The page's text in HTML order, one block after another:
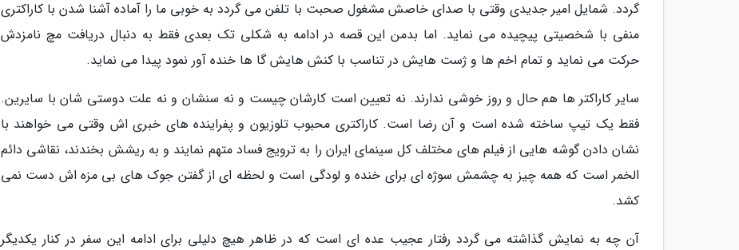
گردد. شمایل امیر جدیدی وقتی با صدای خاصش مشغول صحبت با تلفن می گردد به خوبی ما را آماده آشنا شدن با کاراکتری
منفی با شخصیتی پیچیده می نماید. اما بدمن این قصه در ادامه به شکلی تک بعدی فقط به دنبال دریافت مچ نامزدش
حرکت می نماید و تمام اخم ها و ژست هایش در تناسب با کنش هایش گا ها خنده آور نمود پیدا می نماید.
سایر کاراکتر ها هم حال و روز خوشی ندارند. نه تعیین است کارشان چیست و نه سنشان و نه علت دوستی شان با سایرین.
فقط یک تیپ ساخته شده است و آن رضا است. کاراکتری محبوب تلوزیون و پفراینده های خبری اش وقتی می خواهند با
نشان دادن گوشه هایی از فیلم های مختلف کل سینمای ایران را به ترویج فساد متهم نمایند و به ریشش بخندند، نقاشی دائم
الخمر است که همه چیز به چشمش سوژه ای برای خنده و لودگی است و لحظه ای از گفتن جوک های بی مزه اش دست نمی
کشد.
آن چه به نمایش گذاشته می گردد رفتار عجیب عده ای است که در ظاهر هیچ دلیلی برای ادامه این سفر در کنار یکدیگر